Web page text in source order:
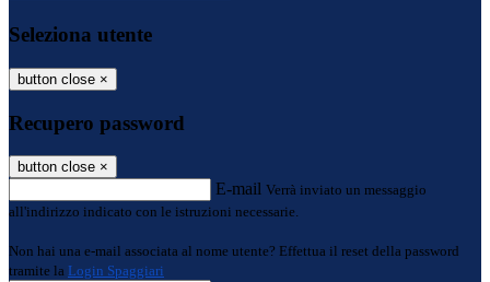
Seleziona utente
button close ×
Recupero password
button close ×
E-mail Verrà inviato un messaggio
all'indirizzo indicato con le istruzioni necessarie.
Non hai una e-mail associata al nome utente? Effettua il reset della password
tramite la Login Spaggiari